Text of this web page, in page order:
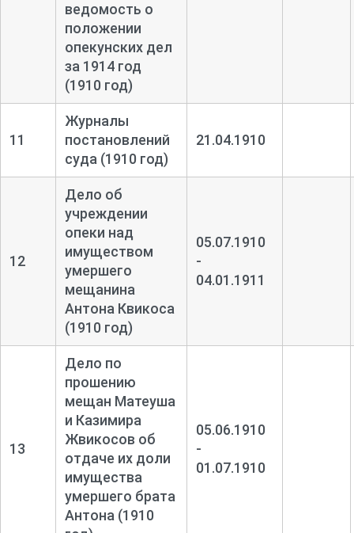
ведомость о
положении
опекунских дел
за 1914 год
(1910 год)
11
Журналы
постановлений
суда (1910 год)
21.04.1910
12
Дело об
учреждении
опеки над
имуществом
умершего
мещанина
Антона Квикоса
(1910 год)
05.07.1910
-
04.01.1911
13
Дело по
прошению
мещан Матеуша
и Казимира
Жвикосов об
отдаче их доли
имущества
умершего брата
Антона (1910
05.06.1910
-
01.07.1910